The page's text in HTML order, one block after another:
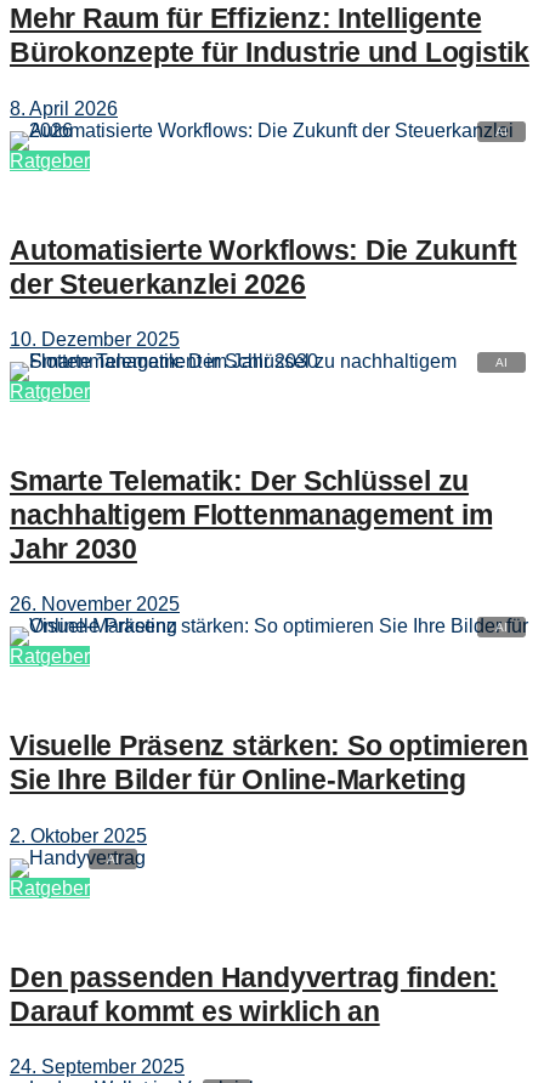
Mehr Raum für Effizienz: Intelligente
Bürokonzepte für Industrie und Logistik
8. April 2026
Ratgeber
Automatisierte Workflows: Die Zukunft
der Steuerkanzlei 2026
10. Dezember 2025
Ratgeber
Smarte Telematik: Der Schlüssel zu
nachhaltigem Flottenmanagement im
Jahr 2030
26. November 2025
Ratgeber
Visuelle Präsenz stärken: So optimieren
Sie Ihre Bilder für Online-Marketing
2. Oktober 2025
Ratgeber
Den passenden Handyvertrag finden:
Darauf kommt es wirklich an
24. September 2025